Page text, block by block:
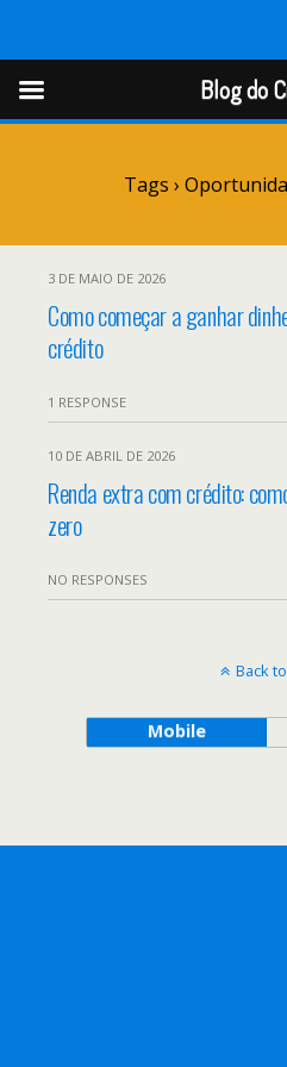
Blog do
Tags ›
3 DE MAIO DE 2026
Como começar a ganhar
crédito
1 RESPONSE
10 DE ABRIL DE 2026
Renda extra com crédito:
zero
NO RESPONSES
Back
Mobile
Blog do